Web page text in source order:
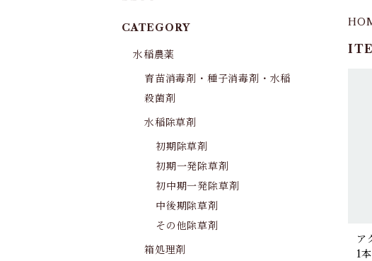
ア
1本
CATEGORY
水稲農薬
育苗消毒剤・種子消毒剤・水稲
殺菌剤
水稲除草剤
初期除草剤
初期一発除草剤
初中期一発除草剤
中後期除草剤
その他除草剤
箱処理剤